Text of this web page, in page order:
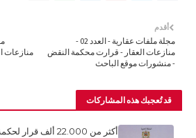
منازعات
أقدم
مجلة ملفات عقارية - العدد 02 -
منازعات العقار - قرارت محكمة النقض
- منشورات موقع الباحث
قد تُعجبك هذه المشاركات
أكثر من 22.000